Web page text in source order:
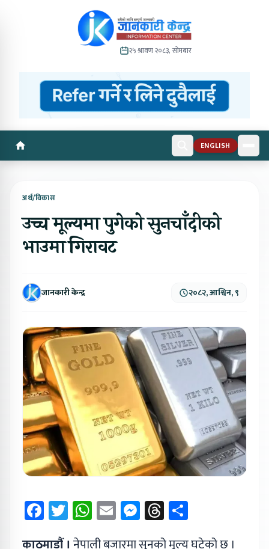
२५ श्रावण २०८३, सोमबार
ENGLISH
अर्थ/विकास
उच्च मूल्यमा पुगेको सुनचाँदीको
भाउमा गिरावट
जानकारी केन्द्र २०८२, आश्विन, ९
Facebook
Twitter
WhatsApp
EmailMessenger
Threads